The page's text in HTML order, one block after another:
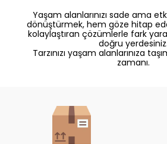
Yaşam alanlarınızı sade ama
dönüştürmek, hem göze hitap
kolaylaştıran çözümlerle fark
doğru yerdesiniz.
Tarzınızı yaşam alanlarınıza
zamanı.